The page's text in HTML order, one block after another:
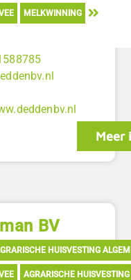
MELKWINNING
Meer
BV
HUISVESTING
AGRARISCHE